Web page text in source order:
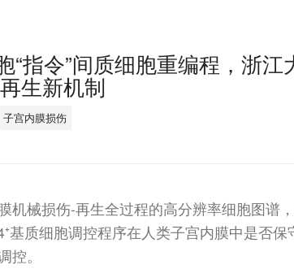
“指令”间质细胞重编程，浙江
生新机制
子宫内膜损伤
机械损伤-再生全过程的高分辨率细胞图谱
基质细胞调控程序在人类子宫内膜中是否
控。